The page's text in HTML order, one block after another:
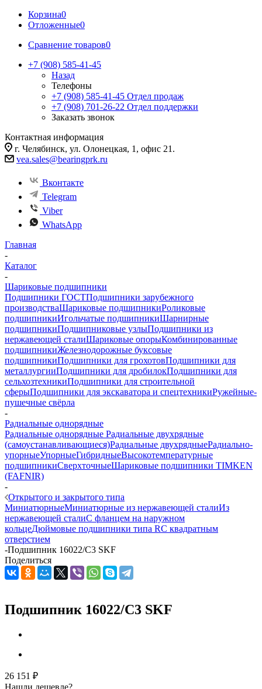
Корзина0
Отложенные0
Сравнение товаров0
+7 (908) 585-41-45
Назад
Телефоны
+7 (908) 585-41-45 Отдел продаж
+7 (908) 701-26-22 Отдел поддержки
Заказать звонок
Контактная информация
г. Челябинск, ул. Олонецкая, 1, офис 21.
vea.sales@bearingprk.ru
Вконтакте
Telegram
Viber
WhatsApp
Главная
-
Каталог
-
Шариковые подшипники
Подшипники ГОСТПодшипники зарубежного
производстваШариковые подшипникиРоликовые
подшипникиИгольчатые подшипникиШарнирные
подшипникиПодшипниковые узлыПодшипники из
нержавеющей сталиШариковые опорыКомбинированные
подшипникиЖелезнодорожные буксовые
подшипникиПодшипники для грохотовПодшипники для
металлургииПодшипники для дробилокПодшипники для
сельхозтехникиПодшипники для строительной
сферыПодшипники для экскаватора и спецтехникиРужейные-
пушечные свёрла
-
Радиальные однорядные
Радиальные однорядные Радиальные двухрядные
(самоустанавливающиеся)Радиальные двухрядныеРадиально-
упорныеУпорныеГибридныеВысокотемпературные
подшипникиСверхточныеШариковые подшипники TIMKEN
(FAFNIR)
-
Открытого и закрытого типа
МиниатюрныеМиниатюрные из нержавеющей сталиИз
нержавеющей сталиС фланцем на наружном
кольцеДюймовые подшипники типа RС квадратным
отверстием
-Подшипник 16022/C3 SKF
Поделиться
Подшипник 16022/C3 SKF
26 151 ₽
Нашли дешевле?